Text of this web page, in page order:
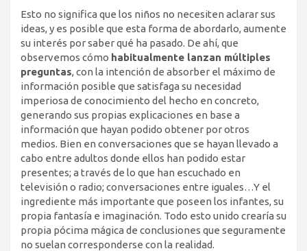
Esto no significa que los niños no necesiten aclarar sus
ideas, y es posible que esta forma de abordarlo, aumente
su interés por saber qué ha pasado. De ahí, que
observemos cómo habitualmente lanzan múltiples
preguntas, con la intención de absorber el máximo de
información posible que satisfaga su necesidad
imperiosa de conocimiento del hecho en concreto,
generando sus propias explicaciones en base a
información que hayan podido obtener por otros
medios. Bien en conversaciones que se hayan llevado a
cabo entre adultos donde ellos han podido estar
presentes; a través de lo que han escuchado en
televisión o radio; conversaciones entre iguales…Y el
ingrediente más importante que poseen los infantes, su
propia fantasía e imaginación. Todo esto unido crearía su
propia pócima mágica de conclusiones que seguramente
no suelan corresponderse con la realidad.